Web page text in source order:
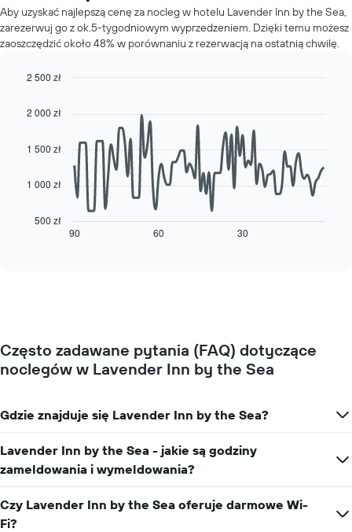
za
pokój
każdego
dnia
tygodnia
ma
oś
przedstawiającą
dni
Wykres
Aby uzyskać najlepszą cenę za nocleg w hotelu Lavender Inn by the Sea,
zarezerwuj go z ok.5-tygodniowym wyprzedzeniem. Dzięki temu możesz
zaoszczędzić około 48% w porównaniu z rezerwacją na ostatnią chwilę.
with
data
points.
Poniższy
pokazuje,
się
terminu
pobytu
ma
X
przedstawiającą
liczbę
dni
przed
90 60 30
500 zł
1 000 zł
1 500 zł
2 000 zł
2 500 zł
Często zadawane pytania (FAQ) dotyczące
noclegów w Lavender Inn by the Sea
Gdzie znajduje się Lavender Inn by the Sea?
Lavender Inn by the Sea - jakie są godziny
zameldowania i wymeldowania?
Czy Lavender Inn by the Sea oferuje darmowe Wi-
Fi?